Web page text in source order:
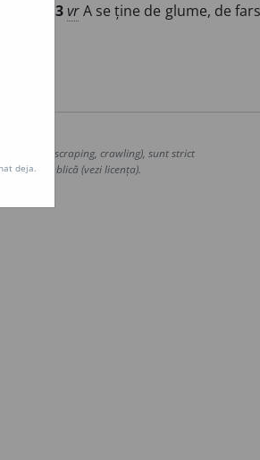
sfoară.3 vrA se ține de glume, de
(web scraping, crawling), sunt strict
publică (vezi licența).
deja.